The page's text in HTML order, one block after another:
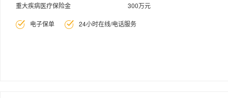
重大疾病医疗保险金
300万元
 电子保单  24小时在线/电话服务